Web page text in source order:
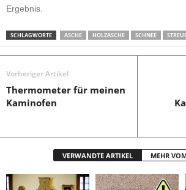
Ergebnis.
SCHLAGWORTE ASCHE HOLZASCHE SCHNEE
Vorheriger Artikel
Thermometer für meinen
Kaminofen
VERWANDTE ARTIKEL MEHR